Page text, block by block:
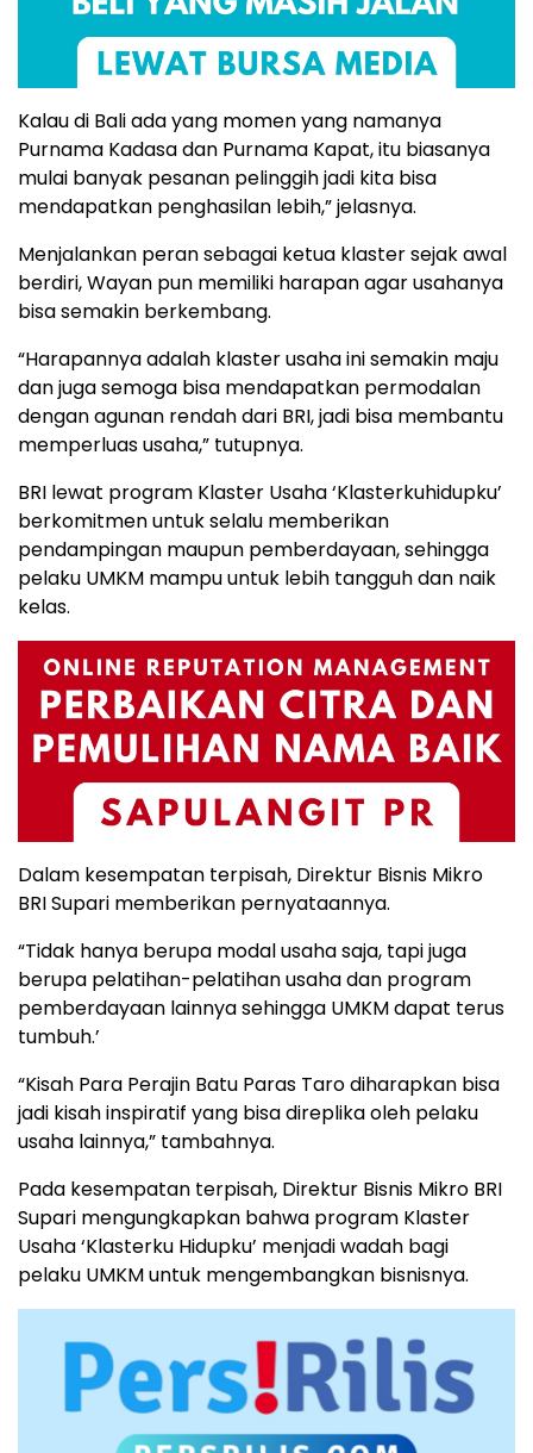
Kalau di Bali ada yang momen yang namanya
Purnama Kadasa dan Purnama Kapat, itu biasanya
mulai banyak pesanan pelinggih jadi kita bisa
mendapatkan penghasilan lebih,” jelasnya.
Menjalankan peran sebagai ketua klaster sejak awal
berdiri, Wayan pun memiliki harapan agar usahanya
bisa semakin berkembang.
“Harapannya adalah klaster usaha ini semakin maju
dan juga semoga bisa mendapatkan permodalan
dengan agunan rendah dari BRI, jadi bisa membantu
memperluas usaha,” tutupnya.
BRI lewat program Klaster Usaha ‘Klasterkuhidupku’
berkomitmen untuk selalu memberikan
pendampingan maupun pemberdayaan, sehingga
pelaku UMKM mampu untuk lebih tangguh dan naik
kelas.
Dalam kesempatan terpisah, Direktur Bisnis Mikro
BRI Supari memberikan pernyataannya.
“Tidak hanya berupa modal usaha saja, tapi juga
berupa pelatihan-pelatihan usaha dan program
pemberdayaan lainnya sehingga UMKM dapat terus
tumbuh.’
“Kisah Para Perajin Batu Paras Taro diharapkan bisa
jadi kisah inspiratif yang bisa direplika oleh pelaku
usaha lainnya,” tambahnya.
Pada kesempatan terpisah, Direktur Bisnis Mikro BRI
Supari mengungkapkan bahwa program Klaster
Usaha ‘Klasterku Hidupku’ menjadi wadah bagi
pelaku UMKM untuk mengembangkan bisnisnya.